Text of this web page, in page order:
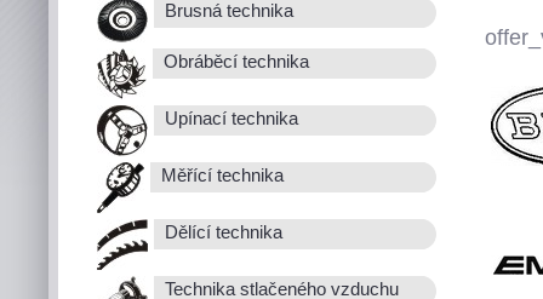
Brusná technika
Obráběcí technika
Upínací technika
Měřící technika
Dělící technika
Technika stlačeného vzduchu